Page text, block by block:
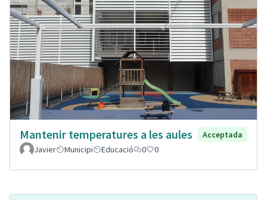
Mantenir temperatures a les aules
Acceptada
Javier
Municipi Educació 0 0